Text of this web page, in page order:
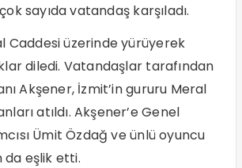
sayıda vatandaş karşıladı.
Caddesi üzerinde yürüyerek
diledi. Vatandaşlar tarafından
Akşener, İzmit’in gururu Meral
atıldı. Akşener’e Genel
Ümit Özdağ ve ünlü oyuncu
da eşlik etti.